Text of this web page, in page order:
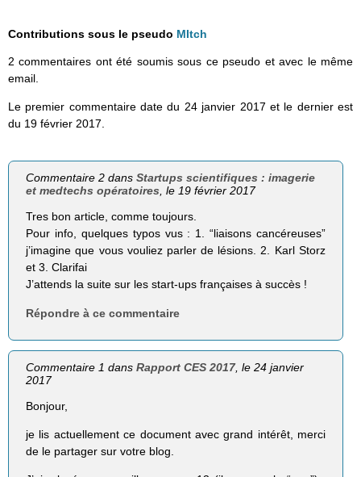
Contributions sous le pseudo MItch
2 commentaires ont été soumis sous ce pseudo et avec le même
email.
Le premier commentaire date du 24 janvier 2017 et le dernier est
du 19 février 2017.
Commentaire 2 dansStartups scientifiques : imagerie
et medtechs opératoires, le 19 février 2017
Tres bon article, comme toujours.
Pour info, quelques typos vus : 1. “liaisons cancéreuses”
j’imagine que vous vouliez parler de lésions. 2. Karl Storz
et 3. Clarifai
J’attends la suite sur les start-ups françaises à succès !
Répondre à ce commentaire
Commentaire 1 dansRapport CES 2017, le 24 janvier
2017
Bonjour,
je lis actuellement ce document avec grand intérêt, merci
de le partager sur votre blog.